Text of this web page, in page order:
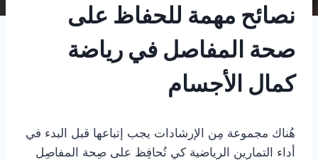
نصائح مهمة للحفاظ على
صحة المفاصل في رياضة
كمال الأجسام
هُناك مجموعة مِن الإرشادات يجب إتباعها قبل البدء في
أداء التمارين الرياضية كي تُحافِظ على صِحة المفاصِل